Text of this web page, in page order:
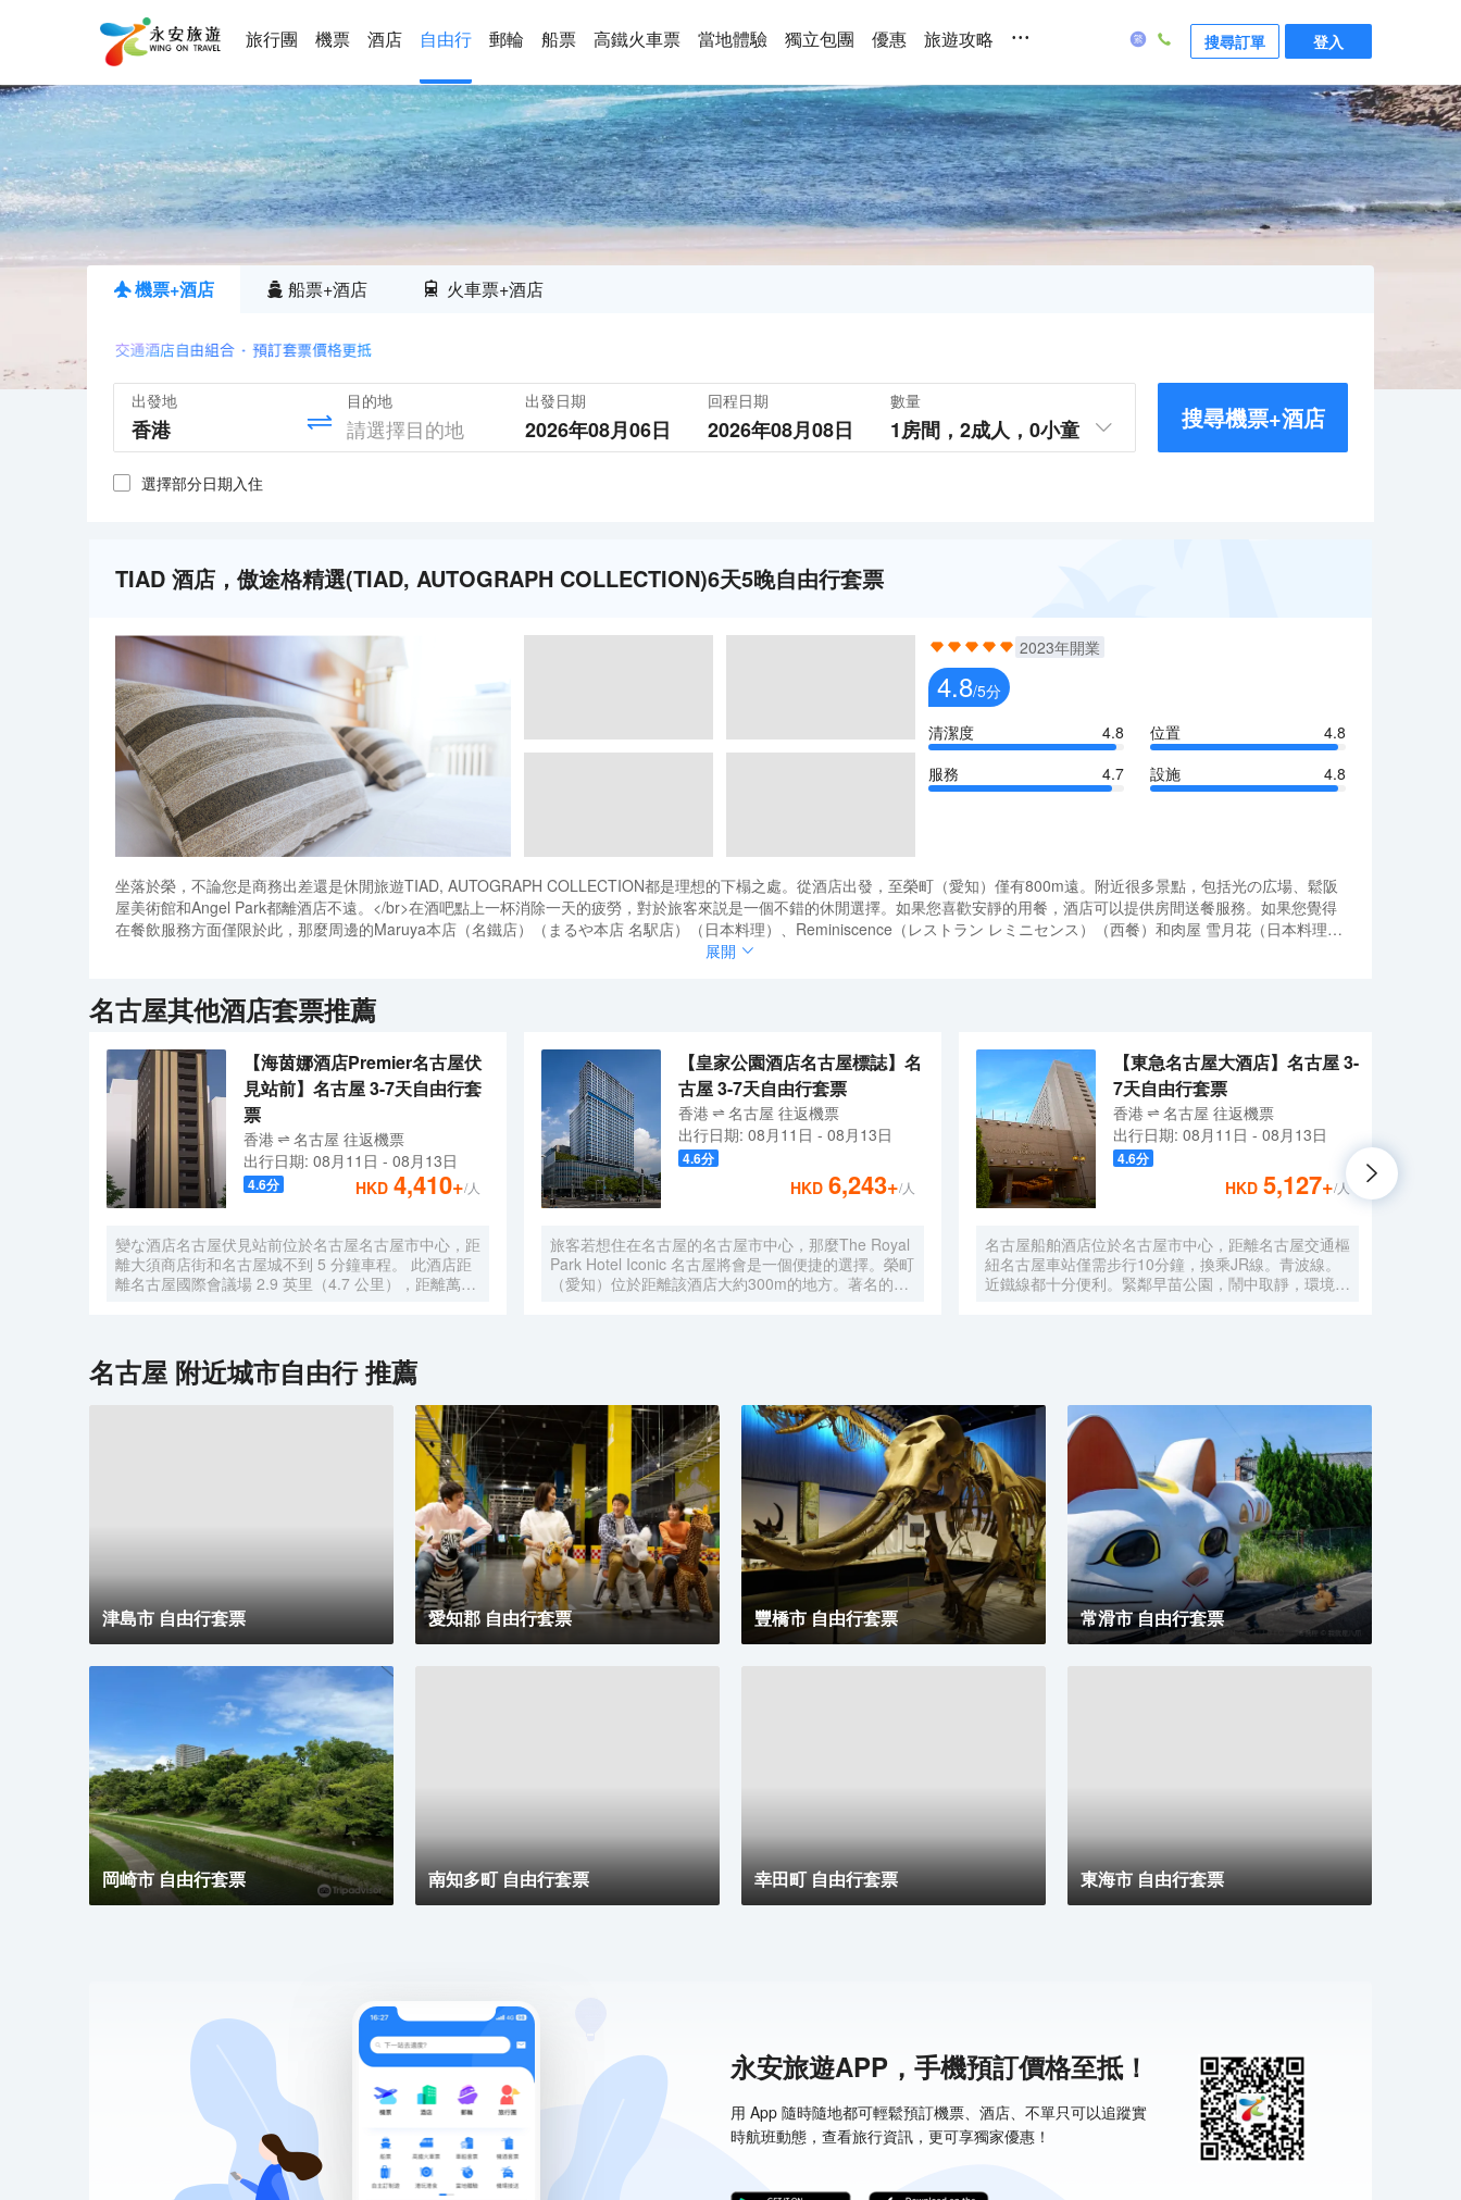
旅行團 機票 酒店 自由行 郵輪 船票 高鐵火車票 當地體驗 獨立包團 優惠 旅遊攻略 ... 搜尋訂單 登入
機票+酒店 船票+酒店 火車票+酒店
出發地 目的地 出發日期
2026年08月06日
回程日期
2026年08月08日
數量
1房間， 2成人， 0小童 搜尋機票+酒店
選擇部分日期入住
TIAD 酒店，傲途格精選(TIAD, AUTOGRAPH COLLECTION)6天5晚自由行套票
2023年開業
4.8/5分
清潔度
4.8 位置
4.8
服務
4.7 設施 4.8
坐落於榮，不論您是商務出差還是休閒旅遊TIAD, AUTOGRAPH COLLECTION都是理想的下榻之處。從酒店出發，至榮町（愛知）僅有800m遠。附近很多景點，包括光の広場、鬆阪
屋美術館和Angel Park都離酒店不遠。</br>在酒吧點上一杯消除一天的疲勞，對於旅客來説是一個不錯的休閒選擇。如果您喜歡安靜的用餐，酒店可以提供房間送餐服務。如果您覺得
在餐飲服務方面僅限於此，那麼周邊的Maruya本店（名鐵店）（まるや本店 名駅店）（日本料理）、Reminiscence（レストラン レミニセンス）（西餐）和肉屋 雪月花（日本料理）
定會讓你大吃一驚，鰻魚茶泡飯和烤鰻魚分別是前兩家餐廳不容錯過的美味。</br>酒店種類繁多的休閒設施能為每一位下榻於此的您創造多元化的休閒空間，這其中包括Spa和健身
坐落於榮，不論您是商務出差還是休閒旅遊TIAD, AUTOGRAPH COLLECTION都是理想的下榻之處。從酒店出發，至榮町（愛知）僅有800m遠。附近很多景點，包括光の広場、鬆阪
在餐飲服務方面僅限於此，那麼周邊的Maruya本店（名鐵店）（まるや本店 名駅店）（日本料理）、Reminiscence（レストラン レミニセンス）（西餐）和肉屋 雪月花（日本料理）
定會讓你大吃一驚，鰻魚茶泡飯和烤鰻魚分別是前兩家餐廳不容錯過的美味。</br>酒店種類繁多的休閒設施能為每一位下榻於此的您創造多元化的休閒空間，這其中包括Spa和健身
展開
名古屋其他酒店套票推薦
【海茵娜酒店Premier名古屋伏
見站前】名古屋 3-7天自由行套
票
香港 名古屋 往返機票
出行日期: 08月11日 - 08月13日
4.6分 HKD 4,410+/人
變な酒店名古屋伏見站前位於名古屋名古屋市中心，距
離大須商店街和名古屋城不到 5 分鐘車程。 此酒店距
離名古屋國際會議場 2.9 英里（4.7 公里），距離萬特
動售貨機。酒店提供收費自助停車。 有 110 間空調客
房提供平板電視；您定能在旅途中找到家的舒適。提供
免費無線網絡，方便您與朋友保持聯繫。浴室提供免費
洗浴用品和坐浴桶。便利設施包括書桌和電熱水壺；而
【皇家公園酒店名古屋標誌】名
古屋 3-7天自由行套票
香港 名古屋 往返機票
出行日期: 08月11日 - 08月13日
4.6分
HKD 6,243+/人
旅客若想住在名古屋的名古屋市中心，那麼The Royal
Park Hotel Iconic 名古屋將會是一個便捷的選擇。榮町
（愛知）位於距離該酒店大約300m的地方。著名的景
水的浴室是您消除一天疲勞的好地方。酒吧給旅客提供
了一個舒適的環境，可供休憩。對於常駐旅客來說，若
是厭倦了酒店的餐飲，附近的Maruya本店（名鐵店）
（まるや本店 名駅店）（日本料理）和
Reminiscence（レストラン レミニセンス）（西餐）
或許能勾起您的食慾，他們家的鰻魚茶泡飯和烤鰻魚均
深受好評，肉屋 雪月花（日本料理）的美食也不錯
哦！ 酒店種類繁多的休閒設施能為每一位下榻於此的
您創造多元化的休閒空間，這其中包括桑拿浴室和健身
室。酒店提供的乾洗服務，讓您的旅途更加方便。
【東急名古屋大酒店】名古屋 3-
7天自由行套票
香港 名古屋 往返機票
出行日期: 08月11日 - 08月13日
4.6分
HKD 5,127+/人
名古屋船舶酒店位於名古屋市中心，距離名古屋交通樞
紐名古屋車站僅需步行10分鐘，換乘JR線。青波線。
近鐵線都十分便利。緊鄰早苗公園，鬧中取靜，環境優
名古屋 附近城市自由行 推薦
津島市 自由行套票 愛知郡 自由行套票 豐橋市 自由行套票 常滑市 自由行套票
岡崎市 自由行套票 南知多町 自由行套票 幸田町 自由行套票 東海市 自由行套票
永安旅遊APP，手機預訂價格至抵！
用 App 隨時隨地都可輕鬆預訂機票、酒店、不單只可以追蹤實
時航班動態，查看旅行資訊，更可享獨家優惠！